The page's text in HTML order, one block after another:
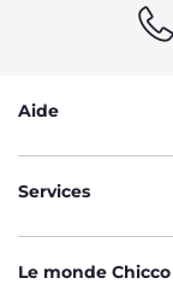
Aide
Services
Le monde Chicco